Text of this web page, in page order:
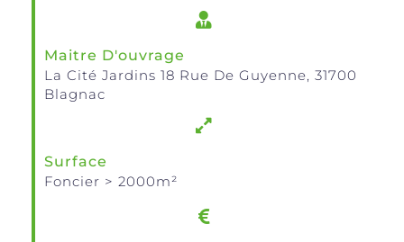
Maitre D'ouvrage
La Cité Jardins 18 Rue De Guyenne, 31700
Blagnac
Surface
Foncier > 2000m²